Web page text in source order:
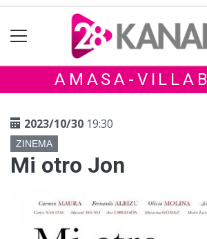
AMASA-
2023/10/30 19:30
ZINEMA
Mi otro Jon